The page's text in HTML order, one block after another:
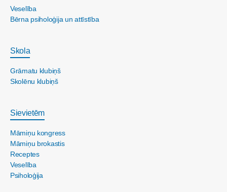
Veselība
Bērna psiholoģija un attīstība
Skola
Grāmatu klubiņš
Skolēnu klubiņš
Sievietēm
Māmiņu kongress
Māmiņu brokastis
Receptes
Veselība
Psiholoģija